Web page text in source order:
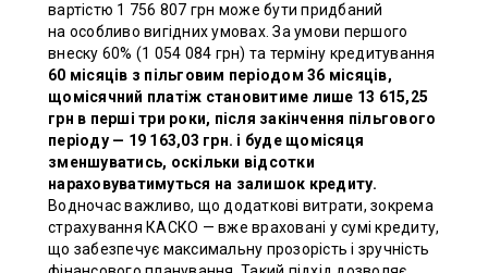
вартістю 1 756 807 грн може бути придбаний
на особливо вигідних умовах. За умови першого
внеску 60% (1 054 084 грн) та терміну кредитування
60 місяців з пільговим періодом 36 місяців,
щомісячний платіж становитиме лише 13 615,25
грн в перші три роки, після закінчення пільгового
періоду — 19 163,03 грн. і буде щомісяця
зменшуватись, оскільки відсотки
нараховуватимуться на залишок кредиту.
Водночас важливо, що додаткові витрати, зокрема
страхування КАСКО — вже враховані у сумі кредиту,
що забезпечує максимальну прозорість і зручність